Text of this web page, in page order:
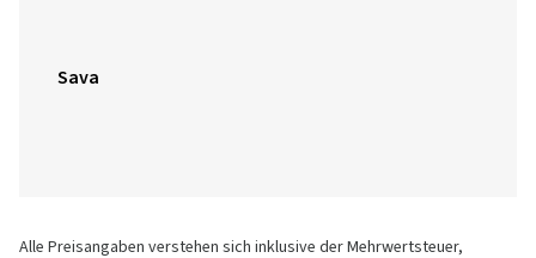
Sava
Alle Preisangaben verstehen sich inklusive der Mehrwertsteuer,